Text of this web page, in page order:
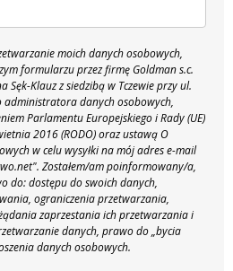
moich danych osobowych,
formularzu przez firmę Goldman s.c.
Sęk-Klauz z siedzibą w Tczewie przy ul.
danych osobowych,
Parlamentu Europejskiego i Rady (UE)
2016 (RODO) oraz ustawą O
w celu wysyłki na mój adres e-mail
Zostałem/am poinformowany/a,
do: dostępu do swoich danych,
ograniczenia przetwarzania,
zaprzestania ich przetwarzania i
danych, prawo do „bycia
danych osobowych.